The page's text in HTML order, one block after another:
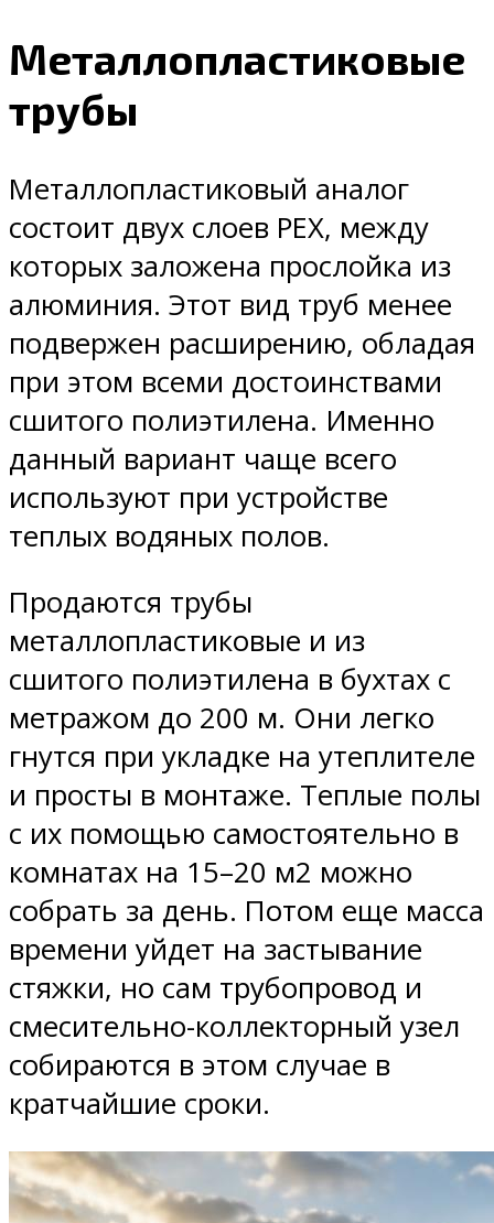
Металлопластиковые
трубы
Металлопластиковый аналог
состоит двух слоев PEX, между
которых заложена прослойка из
алюминия. Этот вид труб менее
подвержен расширению, обладая
при этом всеми достоинствами
сшитого полиэтилена. Именно
данный вариант чаще всего
используют при устройстве
теплых водяных полов.
Продаются трубы
металлопластиковые и из
сшитого полиэтилена в бухтах с
метражом до 200 м. Они легко
гнутся при укладке на утеплителе
и просты в монтаже. Теплые полы
с их помощью самостоятельно в
комнатах на 15–20 м2 можно
собрать за день. Потом еще масса
времени уйдет на застывание
стяжки, но сам трубопровод и
смесительно-коллекторный узел
собираются в этом случае в
кратчайшие сроки.